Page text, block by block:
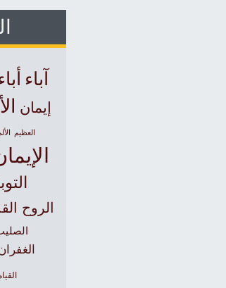
آباء
إيمان
العظيم
الروح